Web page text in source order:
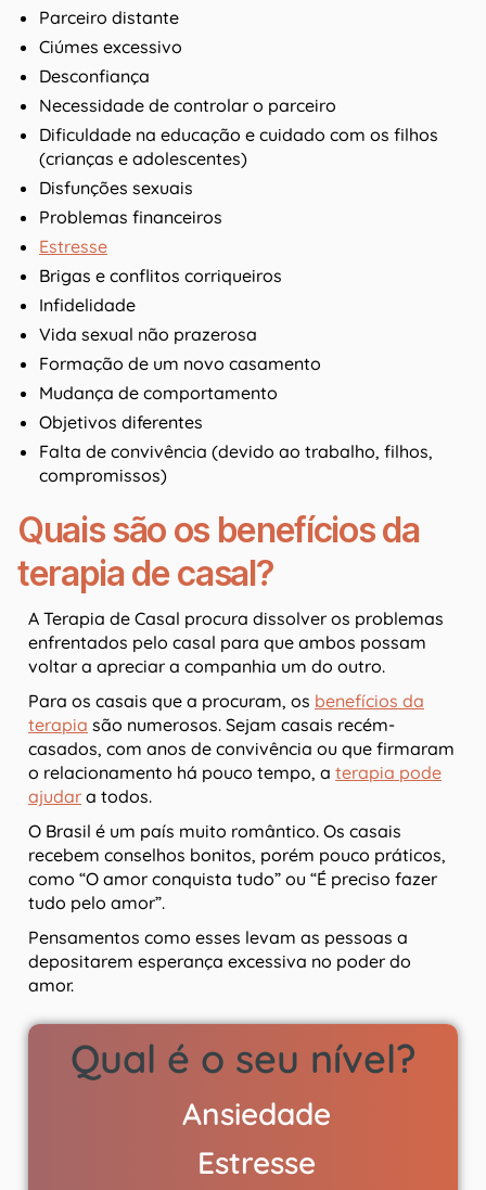
Parceiro distante
Ciúmes excessivo
Desconfiança
Necessidade de controlar o parceiro
Dificuldade na educação e cuidado com os filhos
(crianças e adolescentes)
Disfunções sexuais
Problemas financeiros
Estresse
Brigas e conflitos corriqueiros
Infidelidade
Vida sexual não prazerosa
Formação de um novo casamento
Mudança de comportamento
Objetivos diferentes
Falta de convivência (devido ao trabalho, filhos,
compromissos)
Quais são os benefícios da
terapia de casal?
A Terapia de Casal procura dissolver os problemas
enfrentados pelo casal para que ambos possam
voltar a apreciar a companhia um do outro.
Para os casais que a procuram, os benefícios da
terapia são numerosos. Sejam casais recém-
casados, com anos de convivência ou que firmaram
o relacionamento há pouco tempo, a terapia pode
ajudar a todos.
O Brasil é um país muito romântico. Os casais
recebem conselhos bonitos, porém pouco práticos,
como “O amor conquista tudo” ou “É preciso fazer
tudo pelo amor”.
Pensamentos como esses levam as pessoas a
depositarem esperança excessiva no poder do
amor.
Qual é o seu nível?
Ansiedade
Estresse